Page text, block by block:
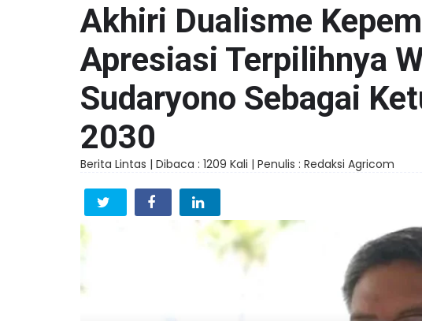
Akhiri Dualisme
Apresiasi Terpilihnya
Sudaryono Sebagai
2030
Berita Lintas | Dibaca : 1209 Kali | Penulis : Redaksi Agricom